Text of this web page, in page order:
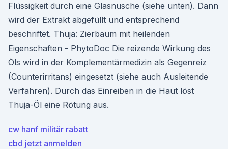
Flüssigkeit durch eine Glasnusche (siehe unten). Dann
wird der Extrakt abgefüllt und entsprechend
beschriftet. Thuja: Zierbaum mit heilenden
Eigenschaften - PhytoDoc Die reizende Wirkung des
Öls wird in der Komplementärmedizin als Gegenreiz
(Counterirritans) eingesetzt (siehe auch Ausleitende
Verfahren). Durch das Einreiben in die Haut löst
Thuja-Öl eine Rötung aus.
cw hanf militär rabatt
cbd jetzt anmelden